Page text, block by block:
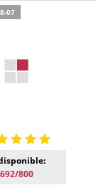
07
692/800